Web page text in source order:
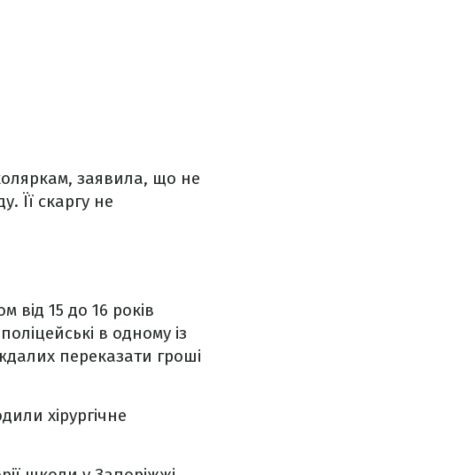
заявила, що не
Її скаргу не
від 15 до 16 років
в одному із
переказати гроші
хірургічне